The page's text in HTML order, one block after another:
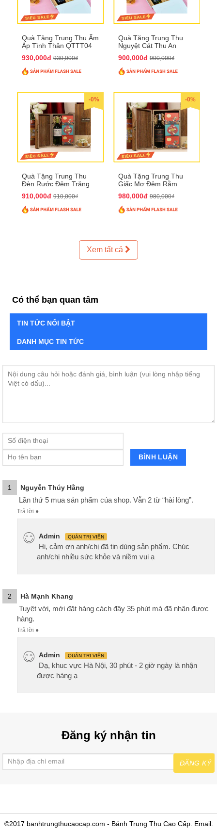
Quà Tặng Trung Thu Ấm
Áp Tình Thân QTTT04
930,000đ 930,000₫
Quà Tặng Trung Thu
Nguyệt Cát Thu An
900,000đ 900,000₫
-0%
Quà Tặng Trung Thu
Đèn Rước Đêm Trăng
910,000đ 910,000₫
-0%
Quà Tặng Trung Thu
Giấc Mơ Đêm Rằm
980,000đ 980,000₫
Xem tất cả
Có thể bạn quan tâm
TIN TỨC NỔI BẬT
DANH MỤC TIN TỨC
1 Nguyễn Thúy Hằng
Lần thứ 5 mua sản phẩm của shop. Vẫn 2 từ “hài lòng”.
Trả lời ●
Admin QUẢN TRỊ VIÊN
Hi, cảm ơn anh/chị đã tin dùng sản phẩm. Chúc
anh/chị nhiều sức khỏe và niềm vui ạ
2 Hà Mạnh Khang
Tuyệt vời, mới đặt hàng cách đây 35 phút mà đã nhận được
hàng.
Trả lời ●
Admin QUẢN TRỊ VIÊN
Dạ, khuc vực Hà Nội, 30 phút - 2 giờ ngày là nhận
được hàng ạ
Đăng ký nhận tin
ĐĂNG KÝ
©2017 banhtrungthucaocap.com - Bánh Trung Thu Cao Cấp. Email: